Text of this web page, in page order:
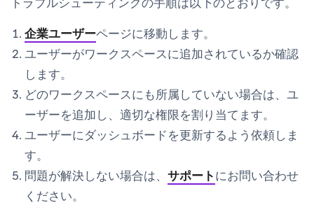
企業ユーザーページに移動します。
ユーザーがワークスペースに追加されているか確認
します。
どのワークスペースにも所属していない場合は、ユ
ーザーを追加し、適切な権限を割り当てます。
ユーザーにダッシュボードを更新するよう依頼しま
す。
問題が解決しない場合は、 サポートにお問い合わせ
ください。